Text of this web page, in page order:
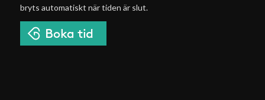
bryts automatiskt när tiden är slut.